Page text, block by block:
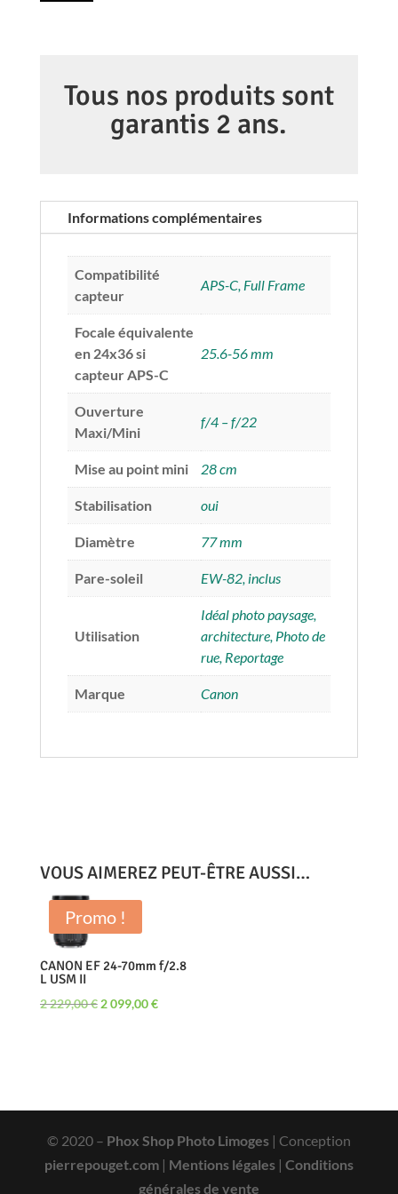
35mmTous nos produits sont
garantis 2 ans.
Informations complémentaires
Compatibilité
capteur
APS-C, Full Frame
Focale équivalente
en 24x36 si
capteur APS-C
25.6-56 mm
Ouverture
Maxi/Mini
f/4 – f/22
Mise au point mini 28 cm
Stabilisation oui
Diamètre 77 mm
Pare-soleil EW-82, inclus
Utilisation
Idéal photo paysage,
architecture, Photo de
rue, Reportage
Marque Canon
VOUS AIMEREZ PEUT-ÊTRE AUSSI…
Promo !
CANON EF 24-70mm f/2.8
L USM II
2 229,00€ Le
2 099,00€Le
© 2020 – Phox Shop Photo Limoges| Conception
pierrepouget.com| Mentions légales| Conditions
générales de vente